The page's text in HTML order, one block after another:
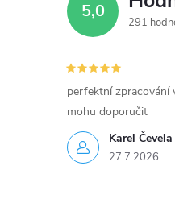
r
k
y
v
5,0
291
Karel Čevela
27.7.2026
perfektní zpracování
mohu doporučit